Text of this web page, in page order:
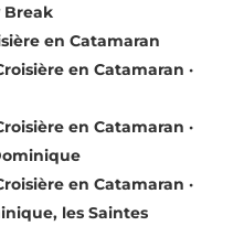
Break
en Catamaran
en Catamaran ·
en Catamaran ·
en Catamaran ·
les Saintes